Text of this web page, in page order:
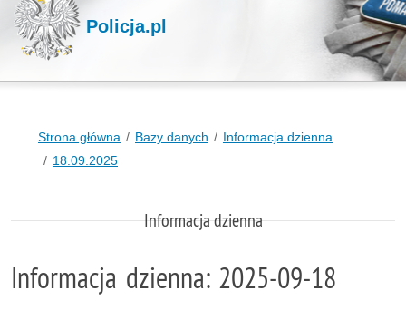
Policja.pl
Strona główna Bazy danych
Informacja dzienna
18.09.2025
Informacja dzienna
Informacja dzienna: 2025-09-18